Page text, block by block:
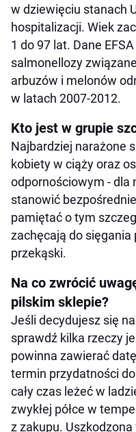
w dziewięciu stanach
hospitalizacji. Wiek
1 do 97 lat. Dane
salmonellozy
arbuzów i melonów
w latach 2007-2012.
Kto jest w grupie
Najbardziej narażone
kobiety w ciąży oraz
odpornościowym - dla
stanowić
pamiętać o tym
zachęcają do sięgania
przekąski.
Na co zwrócić
pilskim sklepie?
Jeśli decydujesz się
sprawdź kilka rzeczy
powinna zawierać
termin przydatności
cały czas leżeć w
zwykłej półce w
z zakupu.